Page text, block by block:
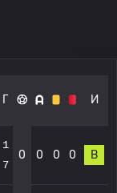
Г И
1
7
0 0 0 0 В